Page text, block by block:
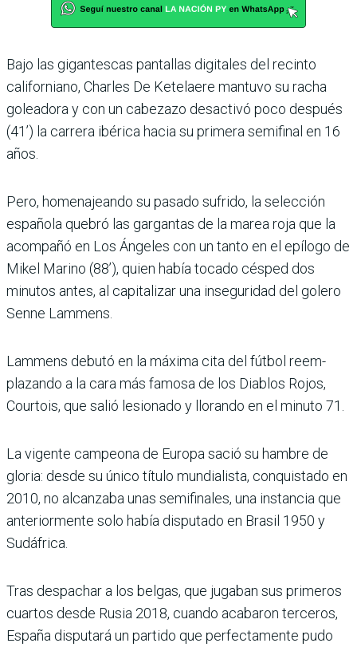
Bajo las gigantescas pantallas digitales del recinto
califor­niano, Charles De Ketelaere mantuvo su racha
goleadora y con un cabezazo desactivó poco después
(41’) la carrera ibérica hacia su primera semi­final en 16
años.
Pero, homenajeando su pasado sufrido, la selección
española quebró las gargantas de la marea roja que la
acompañó en Los Ángeles con un tanto en el epílogo de
Mikel Marino (88’), quien había tocado césped dos
minutos antes, al capitalizar una inseguridad del golero
Senne Lammens.
Lammens debutó en la máxima cita del fútbol reem­
plazando a la cara más famosa de los Diablos Rojos,
Courtois, que salió lesionado y llorando en el minuto 71.
La vigente campeona de Europa sació su hambre de
glo­ria: desde su único título mun­dialista, conquistado en
2010, no alcanzaba unas semifina­les, una instancia que
anterior­mente solo había disputado en Brasil 1950 y
Sudáfrica.
Tras despachar a los belgas, que jugaban sus primeros
cuartos desde Rusia 2018, cuando acabaron terceros,
España disputará un par­tido que perfectamente pudo